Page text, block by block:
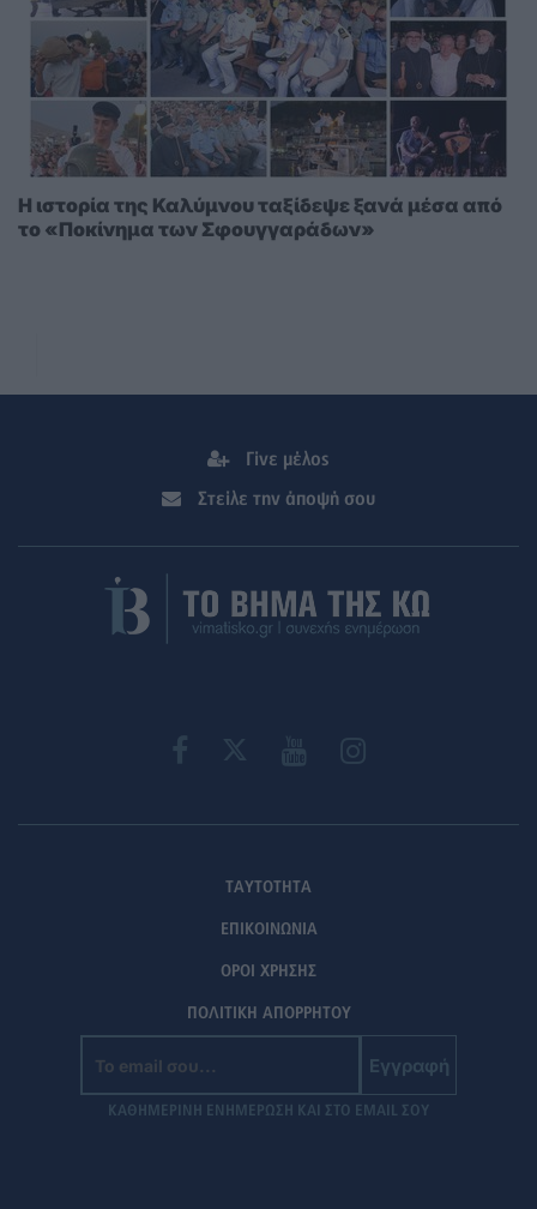
Η ιστορία της Καλύμνου ταξίδεψε ξανά μέσα από
το «Ποκίνημα των Σφουγγαράδων»
Γίνε μέλος
Στείλε την άποψή σου
ΤΑΥΤΟΤΗΤΑ
ΕΠΙΚΟΙΝΩΝΙΑ
ΟΡΟΙ ΧΡΗΣΗΣ
ΠΟΛΙΤΙΚΗ ΑΠΟΡΡΗΤΟΥ
Εγγραφή
ΚΑΘΗΜΕΡΙΝΗ ΕΝΗΜΕΡΩΣΗ ΚΑΙ ΣΤΟ EMAIL ΣΟΥ